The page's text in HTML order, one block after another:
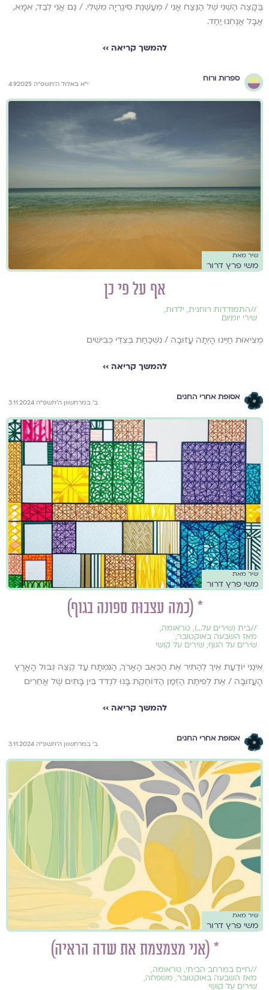
בַּקָּצֶה הַשֵּׁנִי שֶׁל הַנֶּצַח אֲנִי / מְעַשֶּׁנֶת סִיגַרְיָה מִשֶּׁלִּי. / גַּם אֲנִי לְבַד, אִמָּא,
אֲבָל אֲנַחְנוּ יַחַד.
להמשך קריאה ››
ספרות ורוח
י״א באלול ה׳תשפ״ה 4.9.2025
שיר מאת
משי פרץ דרור
אף על פי כן
//התמודדות רוחנית, ילדוּת,
שירי יומיום
מְצִיאוּת חַיֵּינוּ הָיְתָה עֲזוּבָה / נִשְׁכַּחַת בְּצִדֵּי כְּבִישִׁים
להמשך קריאה ››
אסופת אחרי החגים
ב׳ במרחשוון ה׳תשפ״ה 3.11.2024
שיר מאת
משי פרץ דרור
* (כמה עצבוּת ספונה בגוף)
//בית (שירים על...), טראומה,
מאז השבעה באוקטובר,
שירים על הגוף, שירים על קושי
אֵינֶנִּי יוֹדַעַת אֵיךְ לְהַתִּיר אֶת הַכְּאֵב הָאָרֹךְ, הַנִּמְתָּח עַד קְצֵה גְּבוּל הָאָרֶץ
הָעֲזוּבָה / אֶת לְפִיתַת הַזְּמַן הַדּוֹחֶקֶת בָּנוּ לִנְדֹּד בֵּין בָּתִּים שֶׁל אֲחֵרִים
להמשך קריאה ››
אסופת אחרי החגים
ב׳ במרחשוון ה׳תשפ״ה 3.11.2024
שיר מאת
משי פרץ דרור
* (אני מצמצמת את שדה הראיה)
//חיים במרחב הביתי, טראומה,
מאז השבעה באוקטובר, משפחה,
שירים על קושי